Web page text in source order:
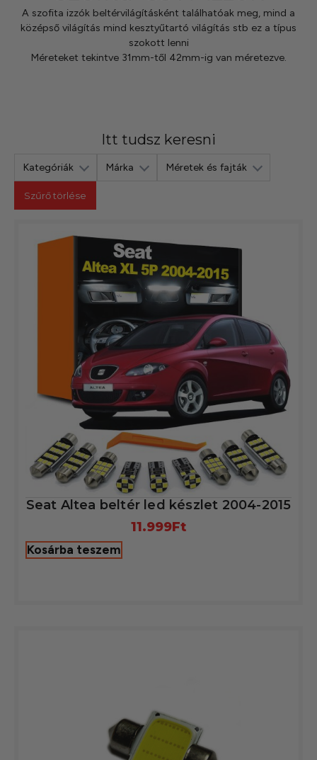
A szofita izzók beltérvilágításként találhatóak meg, mind a
középső világítás mind kesztyűtartó világítás stb ez a típus
szokott lenni
Méreteket tekintve 31mm-től 42mm-ig van méretezve.
Itt tudsz keresni
Kategóriák Márka Méretek és fajták
Szűrő törlése
Seat Altea beltér led készlet 2004-2015
11.999Ft
Kosárba teszem